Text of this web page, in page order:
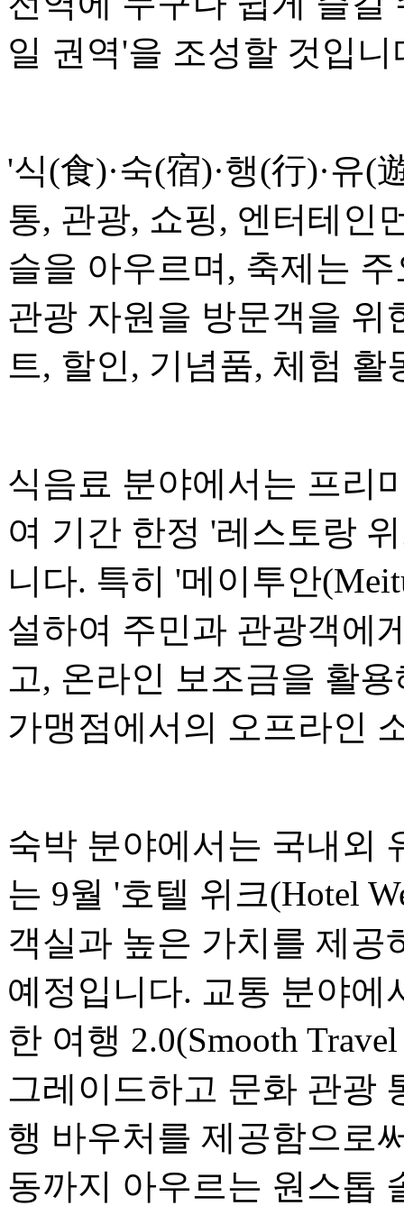
일 권역'을 조성할 것입니
'식(食)·숙(宿)·행(行)·유(
통, 관광, 쇼핑, 엔터테인
슬을 아우르며, 축제는
관광 자원을 방문객을 위
트, 할인, 기념품, 체험
식음료 분야에서는 프리
여 기간 한정 '레스토랑
니다. 특히 '메이투안
설하여 주민과 관광객에
고, 온라인 보조금을 활
가맹점에서의 오프라인
숙박 분야에서는 국내외
는 9월 '호텔 위크(Hotel
객실과 높은 가치를 제
예정입니다. 교통 분야
한 여행 2.0(Smooth
그레이드하고 문화 관광
행 바우처를 제공함으로
동까지 아우르는 원스톱